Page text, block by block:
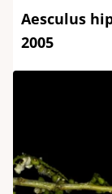
Aesculus
2005